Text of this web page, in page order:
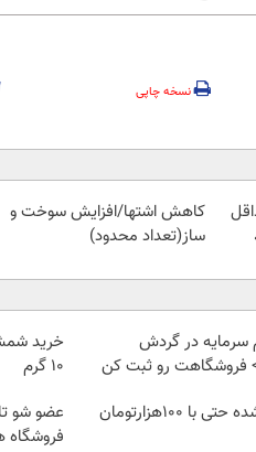
نسخه چاپی
کاهش اشتها/افزایش سوخت و
ساز(تعداد محدود)
وام سرمایه در گردش
فروشگاهت رو ثبت کن
۱۰ گرم
۱۰۰هزارتومان
فروشگاه